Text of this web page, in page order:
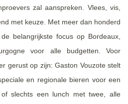
zal aanspreken. Vlees, vis,
met keuze. Met meer dan honderd
belangrijkste focus op Bordeaux,
voor alle budgetten. Voor
gerust op zijn: Gaston Vouzote stelt
en regionale bieren voor een
slechts een lunch met twee, alle